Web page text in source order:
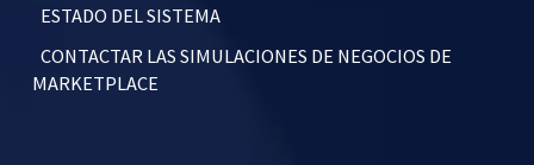
ESTADO DEL SISTEMA
CONTACTAR LAS SIMULACIONES DE NEGOCIOS DE
MARKETPLACE